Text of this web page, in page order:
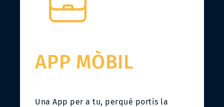
APP MÒBIL
Una App per a tu, perquè portis la